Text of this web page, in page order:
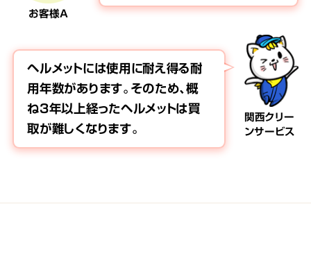
お客様A
関西クリー
ンサービス
ヘルメットには使用に耐え得る耐
用年数があります。そのため、概
ね3年以上経ったヘルメットは買
取が難しくなります。